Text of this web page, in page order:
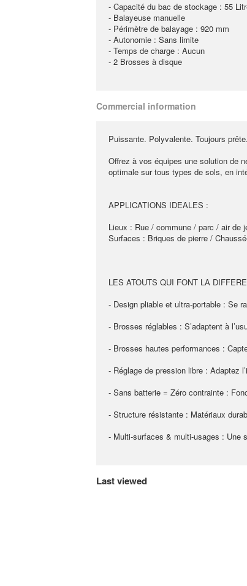
- Capacité du bac de stockage : 55
- Balayeuse manuelle
- Périmètre de balayage : 920 mm
- Autonomie : Sans limite
- Temps de charge : Aucun
- 2 Brosses à disque
Commercial information
Puissante. Polyvalente. Toujours prête.
Offrez à vos équipes une solution de
optimale sur tous types de sols, en
APPLICATIONS IDEALES :
Lieux : Rue / commune / parc / air de
Surfaces : Briques de pierre /
LES ATOUTS QUI FONT LA
- Design pliable et ultra-portable : Se
- Brosses réglables : S’adaptent à
- Brosses hautes performances :
- Réglage de pression libre : Adaptez
- Sans batterie = Zéro contrainte :
- Structure résistante : Matériaux
- Multi-surfaces & multi-usages : Une
Last viewed